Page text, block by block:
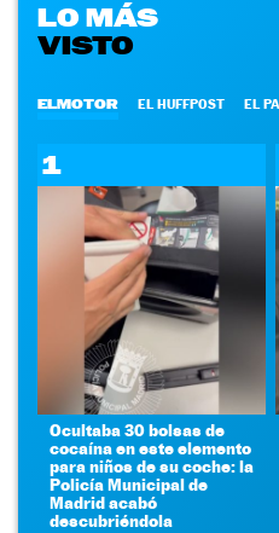
LO MÁS
VISTO
ELMOTOR EL HUFFPOST EL
1
Ocultaba 30 bolsas de
cocaína en este elemento
para niños de su coche: la
Policía Municipal de
Madrid acabó
descubriéndola